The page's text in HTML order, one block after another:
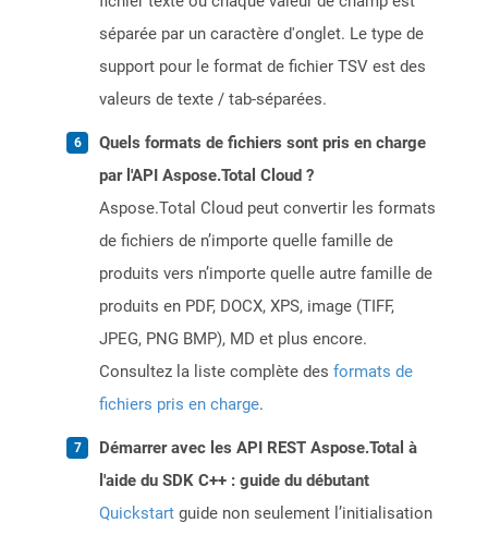
séparée par un caractère d'onglet. Le type de
support pour le format de fichier TSV est des
valeurs de texte / tab-séparées.
Quels formats de fichiers sont pris en charge
par l'API Aspose.Total Cloud ?
Aspose.Total Cloud peut convertir les formats
de fichiers de n’importe quelle famille de
produits vers n’importe quelle autre famille de
produits en PDF, DOCX, XPS, image (TIFF,
JPEG, PNG BMP), MD et plus encore.
Consultez la liste complète des formats de
fichiers pris en charge.
Démarrer avec les API REST Aspose.Total à
l'aide du SDK C++ : guide du débutant
Quickstart guide non seulement l’initialisation